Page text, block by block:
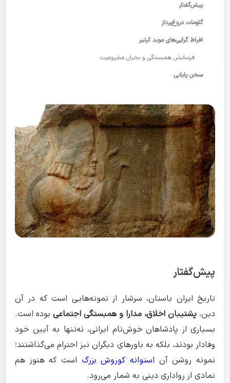
پیش‌گفتار
گئومات دروغ‌پرداز
افراط گرایی‌های موبد کرتیر
فرسایش همبستگی و بحران مشروعیت
سخن پایانی
پیش‌گفتار
تاریخ ایران باستان، سرشار از نمونه‌هایی است که در آن
دین، پشتیبان اخلاق، مدارا و همبستگی اجتماعی بوده است.
بسیاری از پادشاهان خوش‌نام ایرانی، نه‌تنها به آیین خود
وفادار بودند، بلکه به باورهای دیگران نیز احترام می‌گذاشتند؛
نمونه روشن آن استوانه کوروش بزرگاست که هنوز هم
نمادی از رواداری دینی به شمار می‌رود.